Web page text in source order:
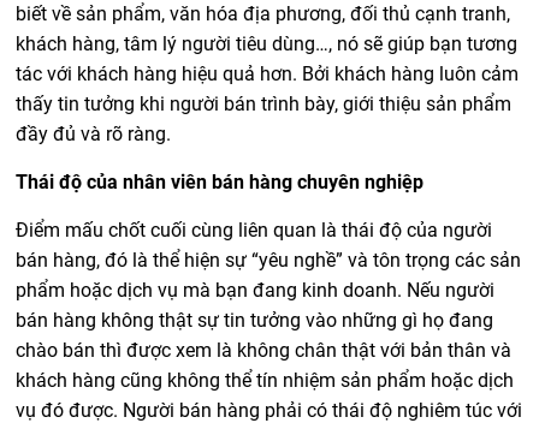
biết về sản phẩm, văn hóa địa phương, đối thủ cạnh tranh,
khách hàng, tâm lý người tiêu dùng…, nó sẽ giúp bạn tương
tác với khách hàng hiệu quả hơn. Bởi khách hàng luôn cảm
thấy tin tưởng khi người bán trình bày, giới thiệu sản phẩm
đầy đủ và rõ ràng.
Thái độ của nhân viên bán hàng chuyên nghiệp
Điểm mấu chốt cuối cùng liên quan là thái độ của người
bán hàng, đó là thể hiện sự “yêu nghề” và tôn trọng các sản
phẩm hoặc dịch vụ mà bạn đang kinh doanh. Nếu người
bán hàng không thật sự tin tưởng vào những gì họ đang
chào bán thì được xem là không chân thật với bản thân và
khách hàng cũng không thể tín nhiệm sản phẩm hoặc dịch
vụ đó được. Người bán hàng phải có thái độ nghiêm túc với